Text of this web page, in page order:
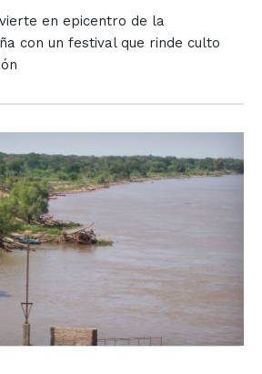
en epicentro de la
con un festival que rinde culto